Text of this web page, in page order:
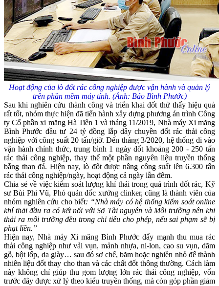
Hoạt động của lò đốt rác công nghiệp được vận hành và quản lý
trên phần mềm máy tính. (Ảnh: Báo Bình Phước)
Sau khi nghiên cứu thành công và triển khai đốt thử thấy hiệu quả
rất tốt, nhóm thực hiện đã tiến hành xây dựng phương án trình Công
ty Cổ phần xi măng Hà Tiên 1 và tháng 11/2019, Nhà máy Xi măng
Bình Phước đầu tư 24 tỷ đồng lắp dây chuyền đốt rác thải công
nghiệp với công suất 20 tấn/giờ. Đến tháng 3/2020, hệ thống đi vào
vận hành chính thức, trung bình 1 ngày đốt khoảng 200 - 250 tấn
rác thải công nghiệp, thay thế một phần nguyên liệu truyền thống
bằng than đá. Hiện nay, lò đốt được nâng công suất lên 6.300 tấn
rác thải công nghiệp/ngày, hoạt động cả ngày lẫn đêm.
Chia sẻ về việc kiểm soát lượng khí thải trong quá trình đốt rác, Kỹ
sư Bùi Phi Vũ, Phó quản đốc xưởng clinker, cũng là thành viên của
nhóm nghiên cứu cho biết: “Nhà máy có hệ thống kiểm soát online
khí thải đầu ra có kết nối với Sở Tài nguyên và Môi trường nên khi
thải ra môi trường đều trong chỉ tiêu cho phép, nếu sai phạm sẽ bị
phạt liền.”
Hiện nay, Nhà máy Xi măng Bình Phước đẩy mạnh thu mua rác
thải công nghiệp như vải vụn, mảnh nhựa, ni-lon, cao su vụn, dăm
gỗ, bột lốp, da giày… sau đó sơ chế, băm hoặc nghiền nhỏ để thành
nhiên liệu đốt thay cho than và các chất đốt thông thường. Cách làm
này không chỉ giúp thu gom lượng lớn rác thải công nghiệp, vốn
trước đây được xử lý theo kiểu truyền thống, mà còn góp phần giảm